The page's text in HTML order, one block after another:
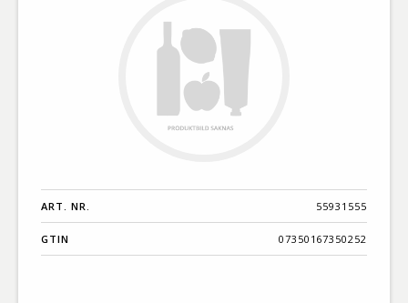
ART. NR. 55931555
GTIN 07350167350252